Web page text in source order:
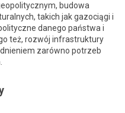
budowa
takich jak gazociągi i
danego państwa i
też, rozwój infrastruktury
zarówno potrzeb